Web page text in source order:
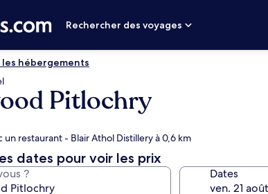
Rechercher des voyages
hébergements
Pitlochry
un restaurant - Blair Athol Distillery à 0,6 km
dates pour voir les prix
? Dates